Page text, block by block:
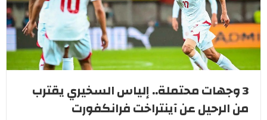
3 وجهات محتملة.. إلياس السخيري يقترب
من الرحيل عن آينتراخت فرانكفورت